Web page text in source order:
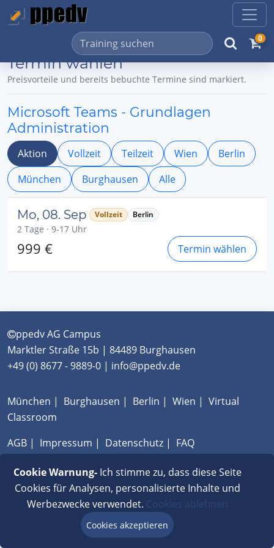
0
Termin wählen
Preisvorteile und bereits bebuchte Termine sind markiert.
Microsoft Teams - Grundlagen
Administration
Aktion Vollzeit Teilzeit Wien
Berlin
München
Burghausen Alle
Mo, 08. Sep Vollzeit Berlin
2 Tage · 9-17 Uhr
999 € Termin wählen
ppedv AG Campus
Marktler Straße 15b | 84489 Burghausen
+49 (0) 8677 - 9889-0 | info@ppedv.de
München | Burghausen | Berlin | Wien | Virtual
Classroom
AGB | Impressum | Datenschutz | FAQ
Cookie Warnung-Ich stimme zu, dass diese Seite
Cookies für Analysen, personalisierte Inhalte und
Werbezwecke verwendet. Cookies ablehnen
Cookies akzeptieren